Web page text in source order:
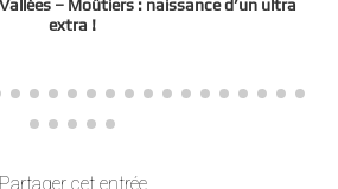
– Moûtiers : naissance d’un ultra
extra !
Partager cet entrée